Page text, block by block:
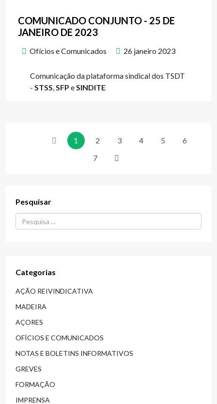
COMUNICADO CONJUNTO - 25 DE
JANEIRO DE 2023
Ofícios e Comunicados 26 janeiro 2023
Comunicação da plataforma sindical dos TSDT
- STSS,SFP eSINDITE
1 2 3 4 5
6
7
Pesquisar
Procurar...
Categorias
AÇÃO REIVINDICATIVA
MADEIRA
AÇORES
OFÍCIOS E COMUNICADOS
NOTAS E BOLETINS INFORMATIVOS
GREVES
FORMAÇÃO
IMPRENSA